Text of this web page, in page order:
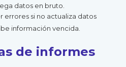
datos en bruto.
errores si no actualiza datos
información vencida.
de informes